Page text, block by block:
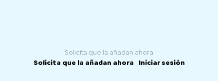
Solicita que la añadan ahora
Solicita que la añadan ahora | Iniciar sesión